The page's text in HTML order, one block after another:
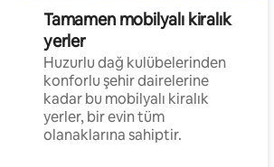
Tamamen mobilyalı kiralık
yerler
Huzurlu dağ kulübelerinden
konforlu şehir dairelerine
kadar bu mobilyalı kiralık
yerler, bir evin tüm
olanaklarına sahiptir.